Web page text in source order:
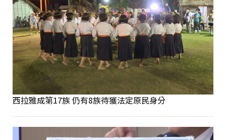
西拉雅成第17族 仍有8族待獲法定原民身分